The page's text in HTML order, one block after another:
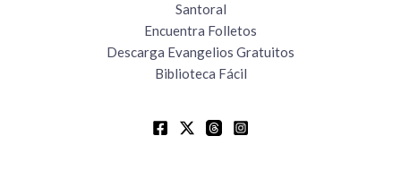
Santoral
Encuentra Folletos
Descarga Evangelios Gratuitos
Biblioteca Fácil